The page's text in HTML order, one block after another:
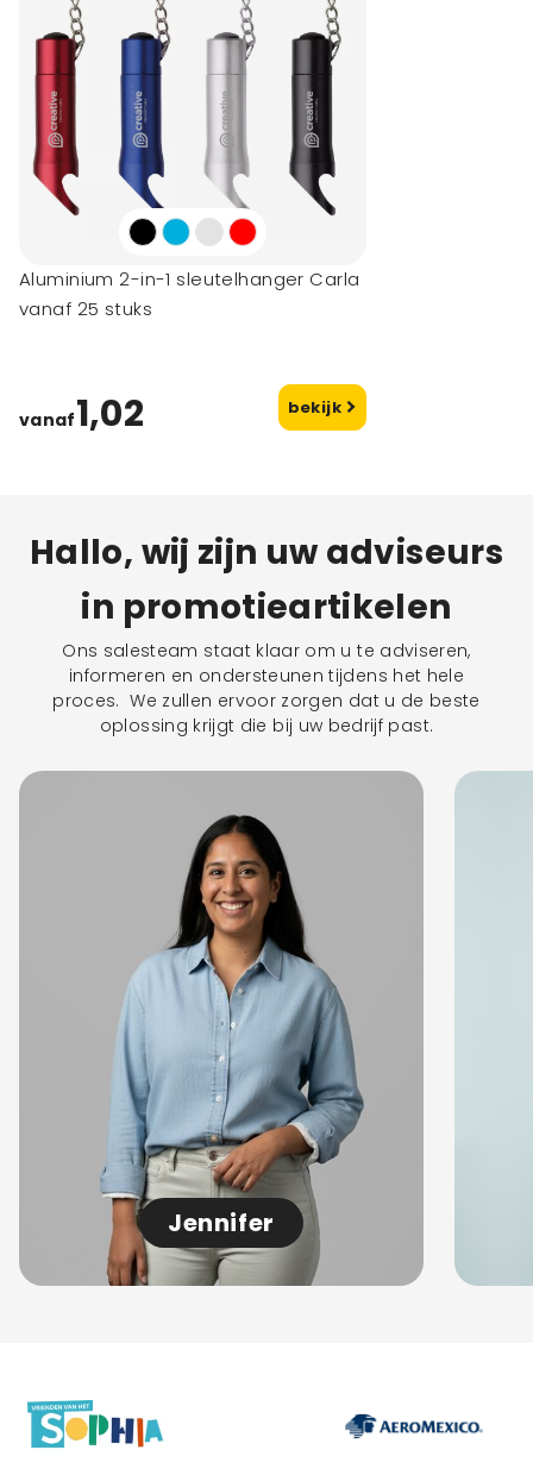
Aluminium 2-in-1 sleutelhanger Carla
vanaf 25 stuks
vanaf1,02 bekijk
Hallo, wij zijn uw adviseurs
in promotieartikelen
Ons salesteam staat klaar om u te adviseren,
informeren en ondersteunen tijdens het hele
proces. We zullen ervoor zorgen dat u de beste
oplossing krijgt die bij uw bedrijf past.
Jennifer